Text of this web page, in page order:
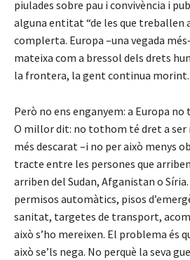
piulades sobre pau i convivència i
alguna entitat “de les que treballen
complerta. Europa –una vegada
mateixa com a bressol dels drets
la frontera, la gent continua morint.
Però no ens enganyem: a Europa
O millor dit: no tothom té dret a ser
més descarat –i no per això menys
tracte entre les persones que arriben
arriben del Sudan, Afganistan o
permisos automàtics, pisos
sanitat, targetes de transport,
això s’ho mereixen. El problema és
això se’ls nega. No perquè la seva